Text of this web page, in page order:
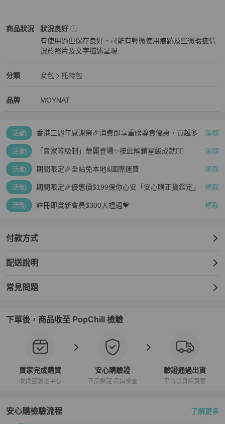
商品狀況
MOYNAT 女包商品狀態與細節
狀況良好
有使用過但保存良好，可能有輕微使用痕跡及些微瑕疵情
況於照片及文字描述呈現
分類
MOYNAT 女包分類資訊
女包
托特包
品牌
MOYNAT 精品女包品牌介紹
MOYNAT
MOYNAT 推薦清單
活動
香港三週年感謝祭🎉消費即享重磅尊貴優惠，買越多、 領取
活動 「賣家等級制」華麗登場✨按此解鎖星級成就👆🏻 領取
活動 期間限定🎉全站免本地&國際運費 領取
活動 期間限定🎉優惠價$199保你心安「安心購正貨鑑定」 領取
活動 註冊即賞新會員$300大禮遇💝 領取
付款方式
配送說明
常見問題
下單後，商品收至 PopChill 檢驗
買家完成購買
收貨至驗證中心
安心購驗證
正品鑑定 品質檢查
驗證通過出貨
平台發貨給買家
安心購檢驗流程 了解更多